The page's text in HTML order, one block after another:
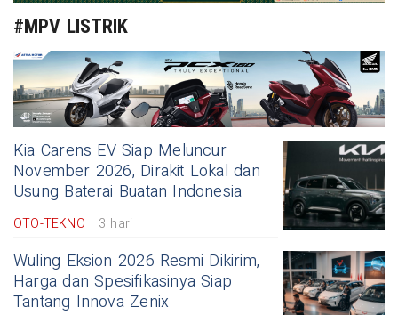
#MPV LISTRIK
Kia Carens EV Siap Meluncur
November 2026, Dirakit Lokal dan
Usung Baterai Buatan Indonesia
OTO-TEKNO 3 hari
Wuling Eksion 2026 Resmi Dikirim,
Harga dan Spesifikasinya Siap
Tantang Innova Zenix